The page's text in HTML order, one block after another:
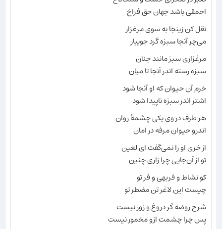
احمقی باشد جهان حق فراخ
نقل کن زینجا به سوی مرغزار
می‌چر آنجا سبزه گرد جویبار
مرغزاری سبز مانند جنان
سبزه رسته اندر آنجا تا میان
خرم آن حیوان که او آنجا شود
اشتر اندر سبزه ناپیدا شود
هر طرف در وی یکی چشمهٔ روان
اندرو حیوان مرفه در امان
از خری او را نمی‌گفت ای لعین
تو از آن‌جایی چرا زاری چنین
کو نشاط و فربهی و فر تو
چیست این لاغر تن مضطر تو
شرح روضه گر دروغ و زور نیست
پس چرا چشمت ازو مخمور نیست